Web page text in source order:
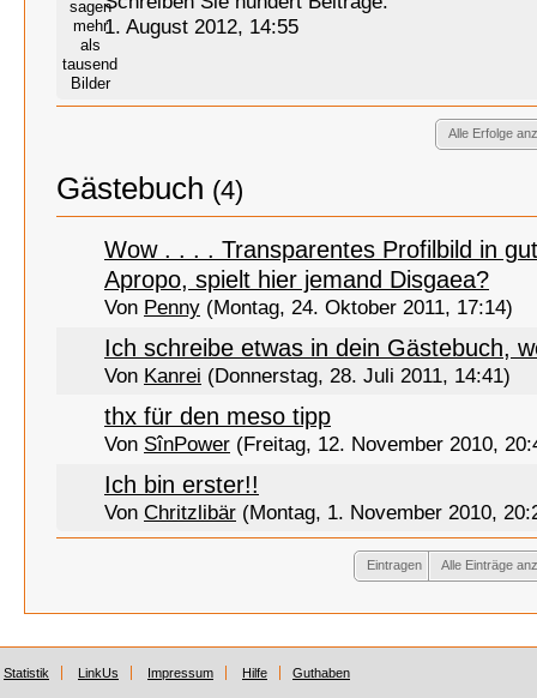
1. August 2012, 14:55
Alle Erfolge
Gästebuch (4)
Wow . . . . Transparentes Profilbild in
Apropo, spielt hier jemand Disgaea?
Von Penny (Montag, 24. Oktober 2011, 17:14)
Ich schreibe etwas in dein Gästebuch,
Von Kanrei (Donnerstag, 28. Juli 2011, 14:41)
thx für den meso tipp
Von SînPower (Freitag, 12. November 2010,
Ich bin erster!!
Von Chritzlibär (Montag, 1. November 2010,
Alle Einträge
Eintragen
Statistik LinkUs Impressum Hilfe Guthaben